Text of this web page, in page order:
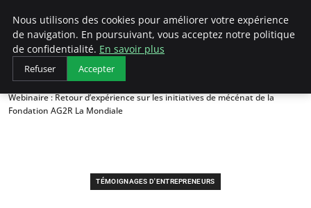
LECFCM
Accueil
Témoignages d'entrepreneurs
Webinaire : Retour d’expérience sur les initiatives de mécénat de la
Fondation AG2R La Mondiale
TÉMOIGNAGES D'ENTREPRENEURS
Nous utilisons des cookies pour améliorer votre expérience
de navigation. En poursuivant, vous acceptez notre politique
de confidentialité. En savoir plus
Refuser Accepter